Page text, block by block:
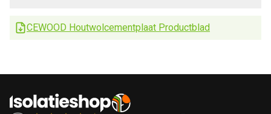
CEWOOD Houtwolcementplaat Productblad